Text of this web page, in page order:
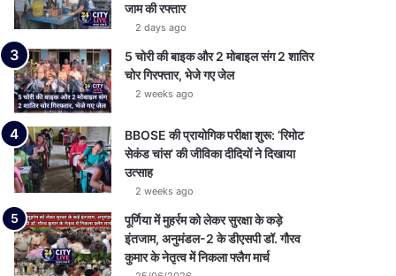
जाम की रफ्तार
2 days ago
5 चोरी की बाइक और 2 मोबाइल संग 2 शातिर
चोर गिरफ्तार, भेजे गए जेल
2 weeks ago
BBOSE की प्रायोगिक परीक्षा शुरू: ‘रिमोट
सेकंड चांस’ की जीविका दीदियों ने दिखाया
उत्साह
2 weeks ago
पूर्णिया में मुहर्रम को लेकर सुरक्षा के कड़े
इंतजाम, अनुमंडल-2 के डीएसपी डॉ. गौरव
कुमार के नेतृत्व में निकला फ्लैग मार्च